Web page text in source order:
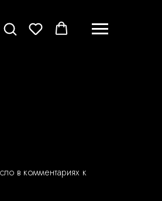
в комментариях к